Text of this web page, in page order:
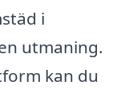
i
utmaning.
kan du